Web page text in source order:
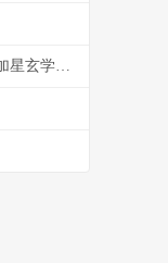
王者荣耀排位怎么多加星 玄学欧皇的逆天加星玄学揭秘